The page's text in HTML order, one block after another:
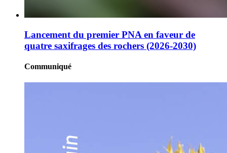
Lancement du premier PNA en faveur de
quatre saxifrages des rochers (2026-2030)
Communiqué